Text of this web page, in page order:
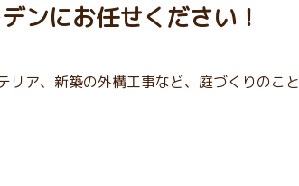
ンにお任せください！
ア、新築の外構工事など、庭づくりのこと